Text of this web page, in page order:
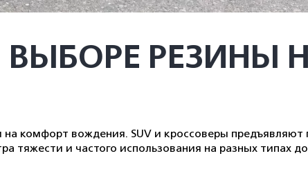
РЕЗИНЫ
комфорт вождения. SUV и кроссоверы
тяжести и частого использования на разных типах